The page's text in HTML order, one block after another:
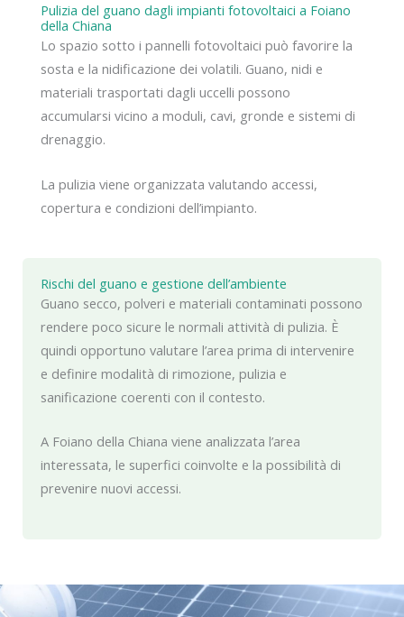
Rischi del guano e gestione dell’ambiente
Guano secco, polveri e materiali contaminati possono
rendere poco sicure le normali attività di pulizia. È
quindi opportuno valutare l’area prima di intervenire
e definire modalità di rimozione, pulizia e
sanificazione coerenti con il contesto.
A Foiano della Chiana viene analizzata l’area
interessata, le superfici coinvolte e la possibilità di
prevenire nuovi accessi.
Pulizia del guano dagli impianti fotovoltaici a Foiano
della Chiana
Lo spazio sotto i pannelli fotovoltaici può favorire la
sosta e la nidificazione dei volatili. Guano, nidi e
materiali trasportati dagli uccelli possono
accumularsi vicino a moduli, cavi, gronde e sistemi di
drenaggio.
La pulizia viene organizzata valutando accessi,
copertura e condizioni dell’impianto.